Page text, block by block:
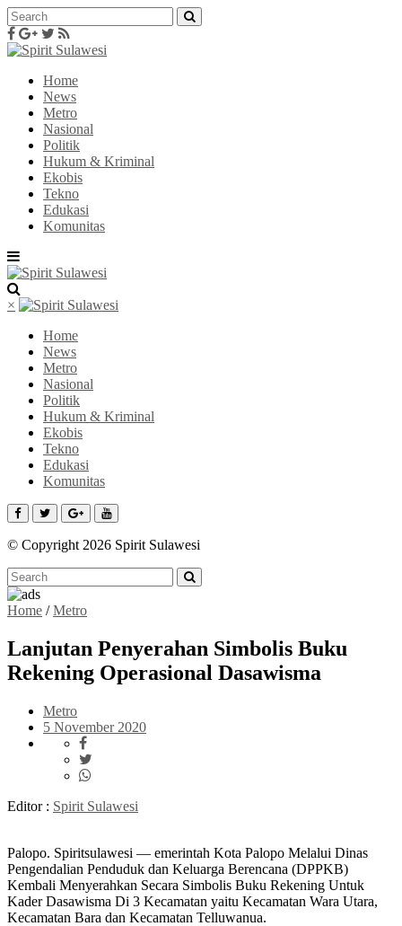
Home
News
Metro
Nasional
Politik
Hukum & Kriminal
Ekobis
Tekno
Edukasi
Komunitas
×
Home
News
Metro
Nasional
Politik
Hukum & Kriminal
Ekobis
Tekno
Edukasi
Komunitas
© Copyright 2026 Spirit Sulawesi
Home /Metro
Lanjutan Penyerahan Simbolis Buku
Rekening Operasional Dasawisma
Metro
5 November 2020
Editor : Spirit Sulawesi
Palopo. Spiritsulawesi — emerintah Kota Palopo Melalui Dinas
Pengendalian Penduduk dan Keluarga Berencana (DPPKB)
Kembali Menyerahkan Secara Simbolis Buku Rekening Untuk
Kader Dasawisma Di 3 Kecamatan yaitu Kecamatan Wara Utara,
Kecamatan Bara dan Kecamatan Telluwanua.